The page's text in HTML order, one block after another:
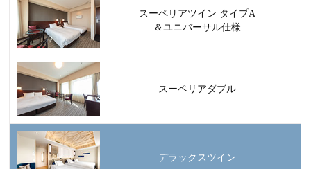
スーペリアツイン タイプA
＆ユニバーサル仕様
スーペリアダブル
デラックスツイン